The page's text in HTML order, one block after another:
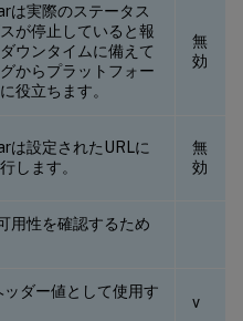
は実際のステータス
が停止していると報
ウンタイムに備えて
からプラットフォー
役立ちます。
無
効
は設定されたURLに
します。
無
効
用性を確認するため
ダー値として使用す
v